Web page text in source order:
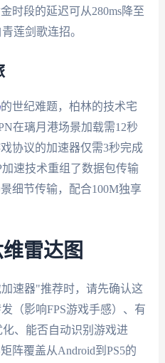
时段的延迟可从280ms降至
莲剑歌连招。
的世纪难题，柏林的技术宅
在璃月港场景加载需12秒
协议的加速器仅需3秒完成
速技术重组了数据包传输
细节传输，配合100M独享
雷达图
速器"推荐时，请先确认这
（影响FPS游戏手感）、有
、能否自动识别游戏进
阵覆盖从Android到PS5的